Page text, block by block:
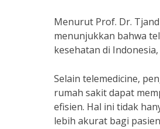
Menurut Prof. Dr.
menunjukkan bahwa
kesehatan di
Selain telemedicine,
rumah sakit dapat
efisien. Hal ini tidak
lebih akurat bagi